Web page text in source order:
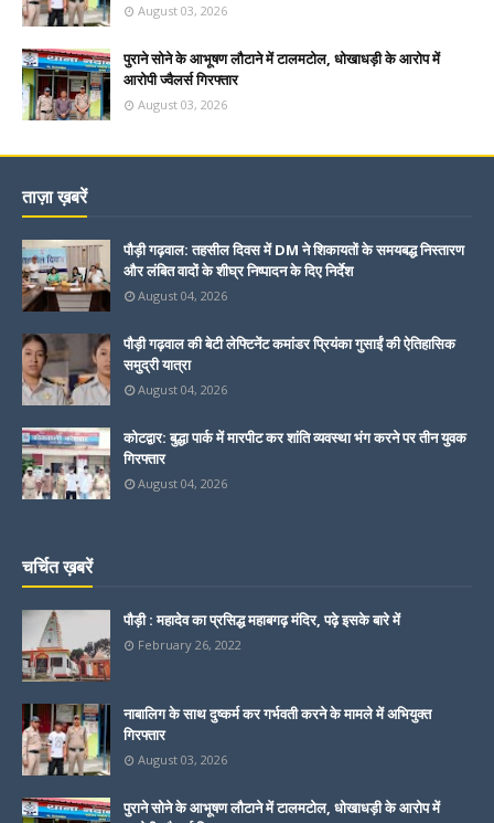
August 03, 2026
पुराने सोने के आभूषण लौटाने में टालमटोल, धोखाधड़ी के आरोप में
आरोपी ज्वैलर्स गिरफ्तार
August 03, 2026
ताज़ा ख़बरें
पौड़ी गढ़वाल: तहसील दिवस में DM ने शिकायतों के समयबद्ध निस्तारण
और लंबित वादों के शीघ्र निष्पादन के दिए निर्देश
August 04, 2026
पौड़ी गढ़वाल की बेटी लेफ्टिनेंट कमांडर प्रियंका गुसाईं की ऐतिहासिक
समुद्री यात्रा
August 04, 2026
कोटद्वार: बुद्धा पार्क में मारपीट कर शांति व्यवस्था भंग करने पर तीन युवक
गिरफ्तार
August 04, 2026
चर्चित ख़बरें
पौड़ी : महादेव का प्रसिद्ध महाबगढ़ मंदिर, पढ़े इसके बारे में
February 26, 2022
नाबालिग के साथ दुष्कर्म कर गर्भवती करने के मामले में अभियुक्त
गिरफ्तार
August 03, 2026
पुराने सोने के आभूषण लौटाने में टालमटोल, धोखाधड़ी के आरोप में